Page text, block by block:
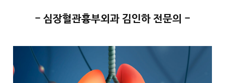
- 심장혈관흉부외과 김인하 전문의 -